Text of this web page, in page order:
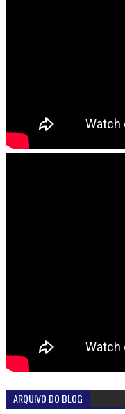
ARQUIVO DO BLOG